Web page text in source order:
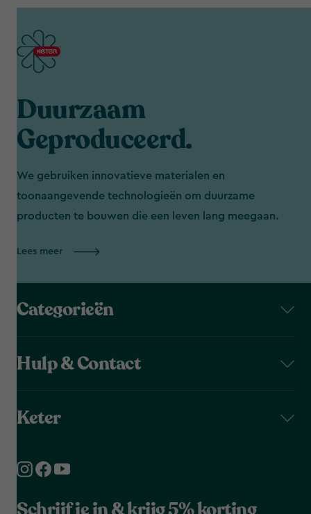
Duurzaam
Geproduceerd.
We gebruiken innovatieve materialen en
toonaangevende technologieën om duurzame
producten te bouwen die een leven lang meegaan.
Lees meer
Categorieën
Hulp & Contact
Keter